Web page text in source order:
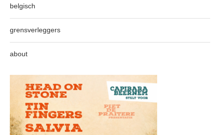
belgisch
grensverleggers
about